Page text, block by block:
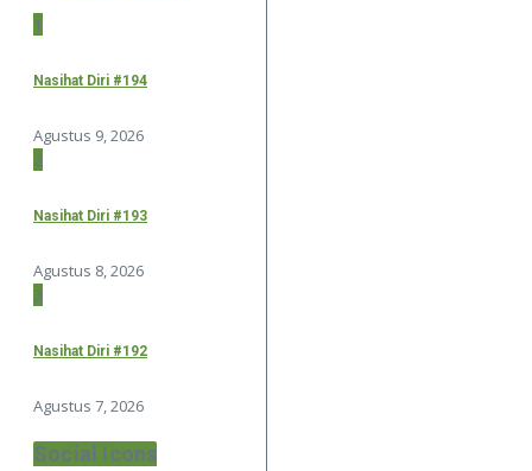
1
Nasihat Diri #194
Agustus 9, 2026
2
Nasihat Diri #193
Agustus 8, 2026
3
Nasihat Diri #192
Agustus 7, 2026
Social Icons